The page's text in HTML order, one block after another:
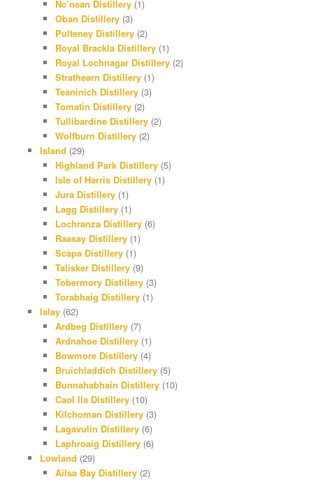
Nc’nean Distillery (1)
Oban Distillery (3)
Pulteney Distillery (2)
Royal Brackla Distillery (1)
Royal Lochnagar Distillery (2)
Strathearn Distillery (1)
Teaninich Distillery (3)
Tomatin Distillery (2)
Tullibardine Distillery (2)
Wolfburn Distillery (2)
Island (29)
Highland Park Distillery (5)
Isle of Harris Distillery (1)
Jura Distillery (1)
Lagg Distillery (1)
Lochranza Distillery (6)
Raasay Distillery (1)
Scapa Distillery (1)
Talisker Distillery (9)
Tobermory Distillery (3)
Torabhaig Distillery (1)
Islay(62)
Ardbeg Distillery (7)
Ardnahoe Distillery (1)
Bowmore Distillery (4)
Bruichladdich Distillery (5)
Bunnahabhain Distillery (10)
Caol Ila Distillery (10)
Kilchoman Distillery (3)
Lagavulin Distillery (6)
Laphroaig Distillery (6)
Lowland (29)
Ailsa Bay Distillery (2)